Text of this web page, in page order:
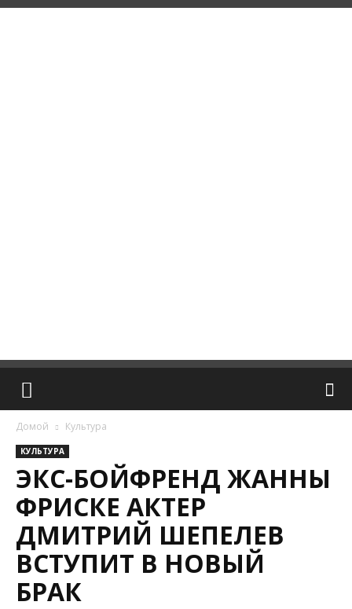
Домой Культура
КУЛЬТУРА
ЭКС-БОЙФРЕНД ЖАННЫ
ФРИСКЕ АКТЕР
ДМИТРИЙ ШЕПЕЛЕВ
ВСТУПИТ В НОВЫЙ
БРАК